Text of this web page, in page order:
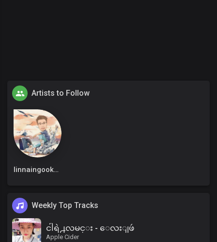
Artists to Follow
linnaingookkm
Weekly Top Tracks
ငါရဲ႕လမင္း - ေလးျဖဴ
Apple Cider